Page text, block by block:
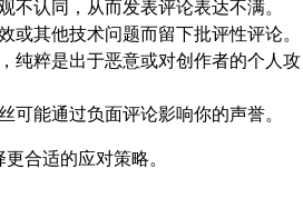
不认同，从而发表评论表达不满。
或其他技术问题而留下批评性评论。
纯粹是出于恶意或对创作者的个人攻
可能通过负面评论影响你的声誉。
合适的应对策略。